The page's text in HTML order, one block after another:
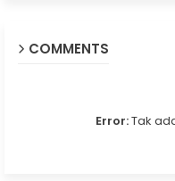
COMMENTS
Error:Tak